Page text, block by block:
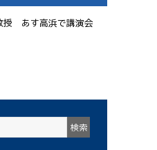
授 あす高浜で講演会